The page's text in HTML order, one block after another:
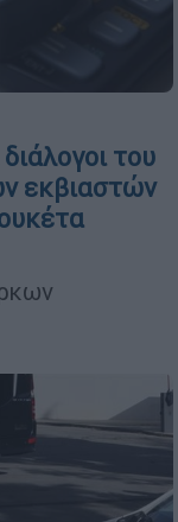
του
εκβιαστών